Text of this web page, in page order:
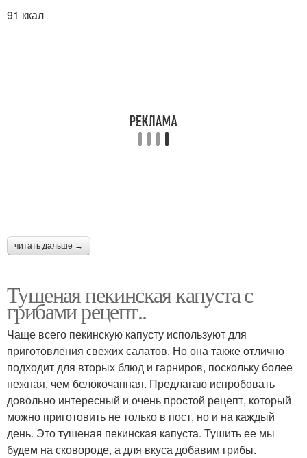
Капуста со сметаной
Рагу с пекинской
капустой
капусты
Капусты с фото
Капуста в сливочном
соусе
91 ккал
читать дальше →
Тушеная пекинская капуста с
грибами рецепт..
Чаще всего пекинскую капусту используют для
приготовления свежих салатов. Но она также отлично
подходит для вторых блюд и гарниров, поскольку более
нежная, чем белокочанная. Предлагаю испробовать
довольно интересный и очень простой рецепт, который
можно приготовить не только в пост, но и на каждый
день. Это тушеная пекинская капуста. Тушить ее мы
будем на сковороде, а для вкуса добавим грибы.